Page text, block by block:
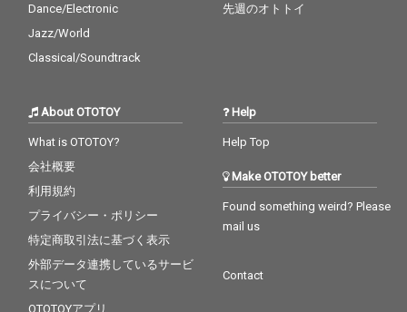
乗っているバイクの音
が特徴的であったため
に聞き分けることがで
きた。歌詞では主人公
が、ミュージックビデ
オではさらにストーリ
し、恋から始まる無常
な日々からの脱却を試
に仕上げている。シュ
ールかつカルト的な表
現方法で制作されたミ
ュージックビデオは必
見。 タイトルの”サン
ダーロード”は石井聰亙
乗っているバイクの音
が、ミュージックビデ
オではさらにストーリ
ーをブラッシュアップ
し、恋から始まる無常
な日々からの脱却を試
みる主人公の成長物語
に仕上げている。シュ
ュージックビデオは必
Dance/Electronic
Jazz/World
Classical/Soundtrack
先週のオトトイ
About OTOTOY
What is OTOTOY?
会社概要
利用規約
プライバシー・ポリシー
特定商取引法に基づく表示
外部データ連携しているサービ
スについて
OTOTOYアプリ
Help
Help Top
Make OTOTOY better
Found something weird? Please
mail us
Contact